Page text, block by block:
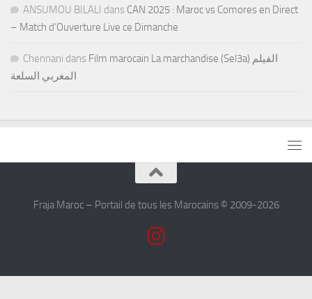
ANSUMOU BILALI dans CAN 2025 : Maroc vs Comores en Direct
– Match d’Ouverture Live ce Dimanche
Chennani dans Film marocain La marchandise (Sel3a) الفيلم
المغربي السلعة
Fraja Maroc – Portail de tous les Marocains © 2009-2026